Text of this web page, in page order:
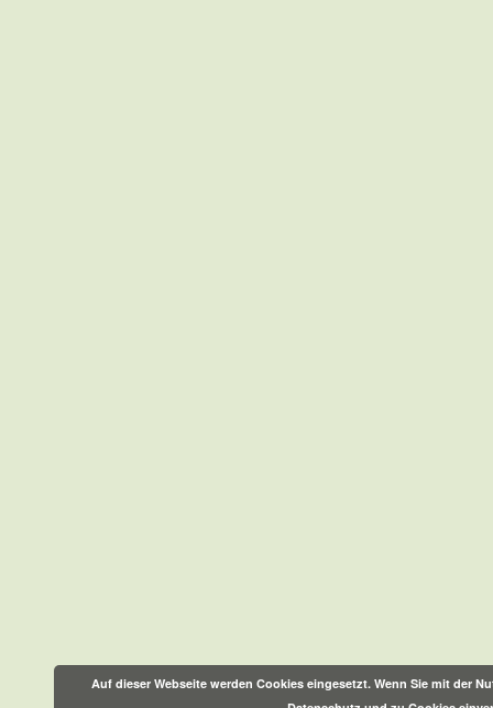
Auf dieser Webseite werden Cookies eingesetzt. Wenn Sie mit der